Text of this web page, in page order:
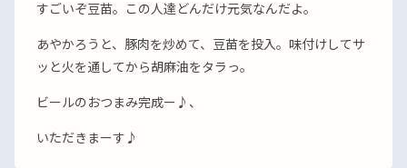
すごいぞ豆苗。この人達どんだけ元気なんだよ。
あやかろうと、豚肉を炒めて、豆苗を投入。味付けしてサ
ッと火を通してから胡麻油をタラっ。
ビールのおつまみ完成ー♪、
いただきまーす♪